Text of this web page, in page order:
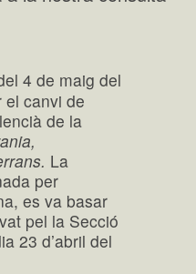
4 de maig del
el canvi de
de la
La
per
es va basar
pel la Secció
23 d’abril del